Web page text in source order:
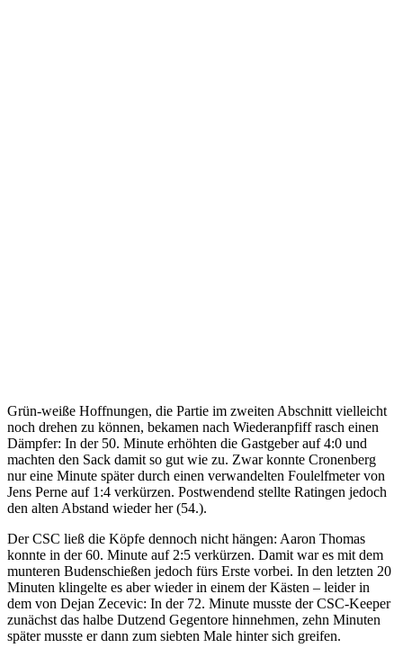
Grün-weiße Hoffnungen, die Partie im zweiten Abschnitt vielleicht
noch drehen zu können, bekamen nach Wiederanpfiff rasch einen
Dämpfer: In der 50. Minute erhöhten die Gastgeber auf 4:0 und
machten den Sack damit so gut wie zu. Zwar konnte Cronenberg
nur eine Minute später durch einen verwandelten Foulelfmeter von
Jens Perne auf 1:4 verkürzen. Postwendend stellte Ratingen jedoch
den alten Abstand wieder her (54.).
Der CSC ließ die Köpfe dennoch nicht hängen: Aaron Thomas
konnte in der 60. Minute auf 2:5 verkürzen. Damit war es mit dem
munteren Budenschießen jedoch fürs Erste vorbei. In den letzten 20
Minuten klingelte es aber wieder in einem der Kästen – leider in
dem von Dejan Zecevic: In der 72. Minute musste der CSC-Keeper
zunächst das halbe Dutzend Gegentore hinnehmen, zehn Minuten
später musste er dann zum siebten Male hinter sich greifen.